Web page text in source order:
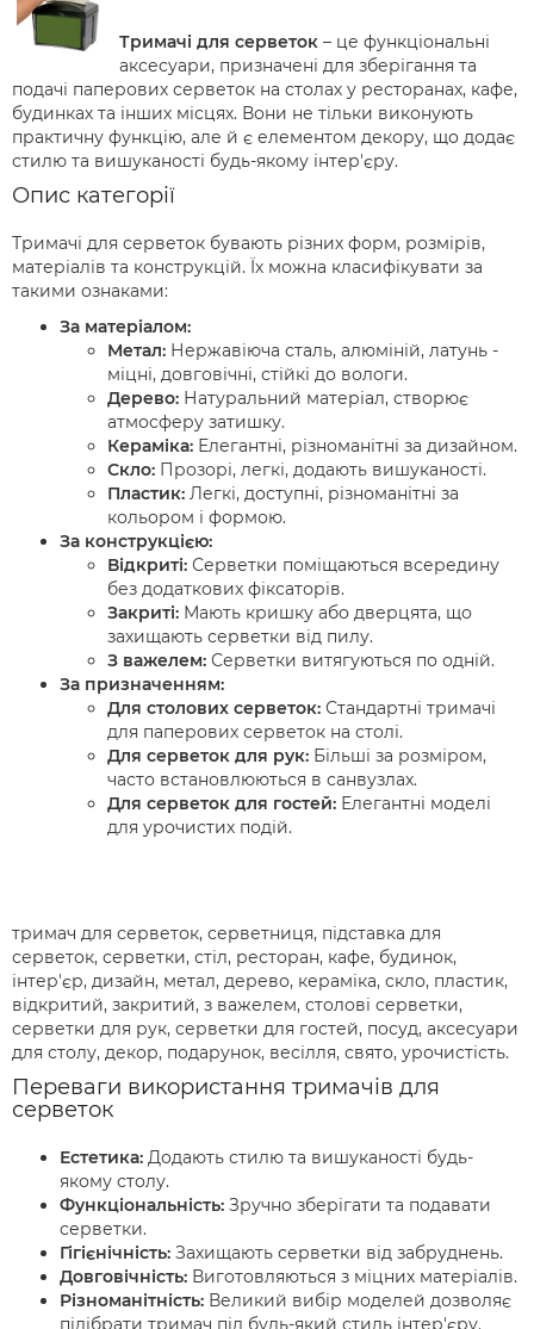
Тримачі для серветок – це функціональні
аксесуари, призначені для зберігання та
подачі паперових серветок на столах у ресторанах, кафе,
будинках та інших місцях. Вони не тільки виконують
практичну функцію, але й є елементом декору, що додає
стилю та вишуканості будь-якому інтер'єру.
Опис категорії
Тримачі для серветок бувають різних форм, розмірів,
матеріалів та конструкцій. Їх можна класифікувати за
такими ознаками:
За матеріалом:
Метал: Нержавіюча сталь, алюміній, латунь -
міцні, довговічні, стійкі до вологи.
Дерево: Натуральний матеріал, створює
атмосферу затишку.
Керамiка: Елегантні, різноманітні за дизайном.
Скло: Прозорі, легкі, додають вишуканості.
Пластик: Легкі, доступні, різноманітні за
кольором і формою.
За конструкцією:
Відкриті: Серветки поміщаються всередину
без додаткових фіксаторів.
Закриті: Мають кришку або дверцята, що
захищають серветки від пилу.
З важелем: Серветки витягуються по одній.
За призначенням:
Для столових серветок: Стандартні тримачі
для паперових серветок на столі.
Для серветок для рук: Більші за розміром,
часто встановлюються в санвузлах.
Для серветок для гостей: Елегантні моделі
для урочистих подій.
тримач для серветок, серветниця, підставка для
серветок, серветки, стіл, ресторан, кафе, будинок,
інтер'єр, дизайн, метал, дерево, кераміка, скло, пластик,
відкритий, закритий, з важелем, столові серветки,
серветки для рук, серветки для гостей, посуд, аксесуари
для столу, декор, подарунок, весілля, свято, урочистість.
Переваги використання тримачів для
серветок
Естетика: Додають стилю та вишуканості будь-
якому столу.
Функціональність: Зручно зберігати та подавати
серветки.
Гігієнічність: Захищають серветки від забруднень.
Довговічність: Виготовляються з міцних матеріалів.
Різноманітність: Великий вибір моделей дозволяє
підібрати тримач під будь-який стиль інтер'єру.